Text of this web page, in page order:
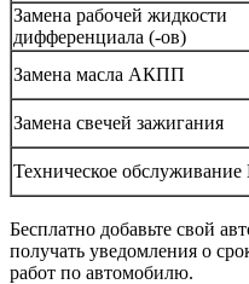
Замена рабочей жидкости
дифференциала (-ов)
Замена масла АКПП
Замена свечей зажигания
Техническое
Бесплатно добавьте свой
получать уведомления о
работ по автомобилю.